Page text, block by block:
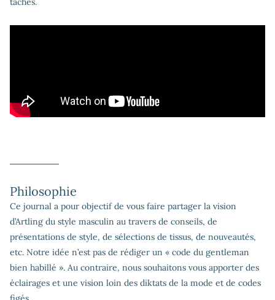
Philosophie
Ce journal a pour objectif de vous faire partager la vision
d’Artling du style masculin au travers de conseils, de
présentations de style, de sélections de tissus, de nouveautés,
etc. Notre idée n’est pas de rédiger un « code du gentleman
bien habillé ». Au contraire, nous souhaitons vous apporter des
éclairages et une vision loin des diktats de la mode et de codes